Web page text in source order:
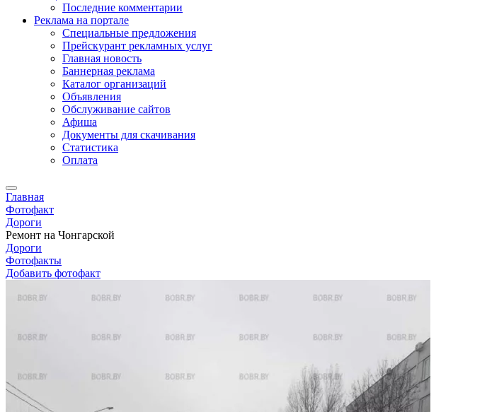
Последние комментарии
Реклама на портале
Специальные предложения
Прейскурант рекламных услуг
Главная новость
Баннерная реклама
Каталог организаций
Объявления
Обслуживание сайтов
Афиша
Документы для скачивания
Статистика
Оплата
Главная
Фотофакт
Дороги
Ремонт на Чонгарской
Дороги
Фотофакты
Добавить фотофакт